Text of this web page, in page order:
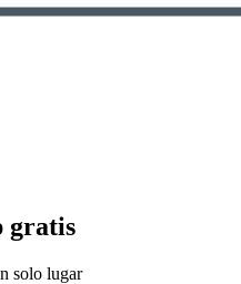
gratis
solo lugar